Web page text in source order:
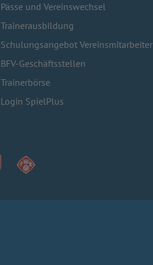
Pässe und Vereinswechsel
Trainerausbildung
Schulungsangebot Vereinsmitarbeiter
BFV-Geschäftsstellen
Trainerbörse
Login SpielPlus